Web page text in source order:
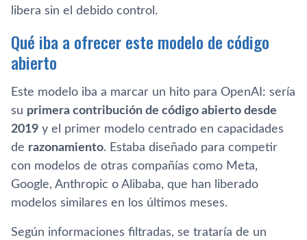
libera sin el debido control.
Qué iba a ofrecer este modelo de código
abierto
Este modelo iba a marcar un hito para OpenAI: sería
su primera contribución de código abierto desde
2019 y el primer modelo centrado en capacidades
de razonamiento. Estaba diseñado para competir
con modelos de otras compañías como Meta,
Google, Anthropic o Alibaba, que han liberado
modelos similares en los últimos meses.
Según informaciones filtradas, se trataría de un